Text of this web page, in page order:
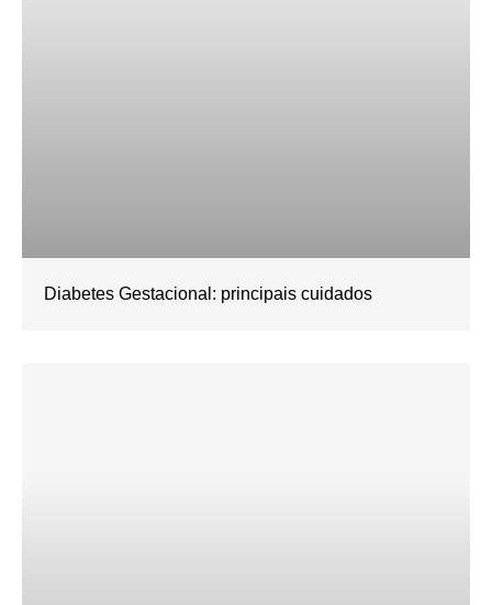
Diabetes Gestacional: principais cuidados